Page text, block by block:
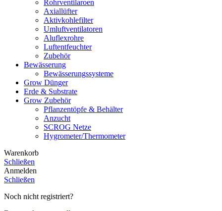
Rohrventilaroen
Axiallüfter
Aktivkohlefilter
Umluftventilatoren
Aluflexrohre
Luftentfeuchter
Zubehör
Bewässerung
Bewässerungssysteme
Grow Dünger
Erde & Substrate
Grow Zubehör
Pflanzentöpfe & Behälter
Anzucht
SCROG Netze
Hygrometer/Thermometer
Warenkorb
Schließen
Anmelden
Schließen
Noch nicht registriert?